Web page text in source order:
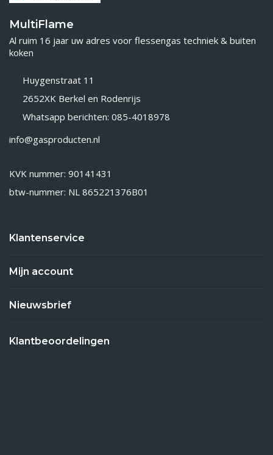
MultiFlame
Al ruim 16 jaar uw adres voor flessengas techniek & buiten
koken
Huygenstraat 11
2652XK Berkel en Rodenrijs
Whatsapp berichten: 085-4018978
info@gasproducten.nl
KVK nummer: 90141431
btw-nummer: NL 865221376B01
Klantenservice
Mijn account
Nieuwsbrief
Klantbeoordelingen